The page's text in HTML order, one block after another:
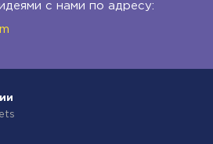
с нами по адресу: